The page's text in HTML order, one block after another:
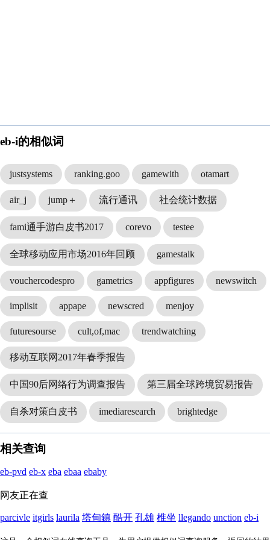
eb-i的相似词
justsystems ranking.goo gamewith otamart
air_j jump＋ 流行通讯 社会统计数据
fami通手游白皮书2017 corevo testee
全球移动应用市场2016年回顾 gamestalk
vouchercodespro gametrics appfigures newswitch
implisit appape newscred menjoy
futuresourse cult,of,mac trendwatching
移动互联网2017年春季报告
中国90后网络行为调查报告 第三届全球跨境贸易报告
自杀对策白皮书 imediaresearch brightedge
相关查询
eb-pvd eb-x eba ebaa ebaby
网友正在查
parcivle itgirls laurila 塔甸鎮 酷开 孔雄 椎坐 llegando unction eb-i